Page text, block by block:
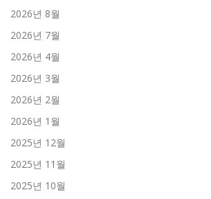
2026년 8월
2026년 7월
2026년 4월
2026년 3월
2026년 2월
2026년 1월
2025년 12월
2025년 11월
2025년 10월